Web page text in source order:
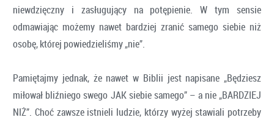
niewdzięczny i zasługujący na potępienie. W tym sensie
odmawiając możemy nawet bardziej zranić samego siebie niż
osobę, której powiedzieliśmy „nie”.
Pamiętajmy jednak, że nawet w Biblii jest napisane „Będziesz
miłował bliźniego swego JAK siebie samego” – a nie „BARDZIEJ
NIŻ”. Choć zawsze istnieli ludzie, którzy wyżej stawiali potrzeby